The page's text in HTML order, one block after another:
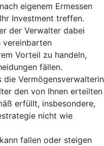
eigenem Ermessen
Investment treffen.
der Verwalter dabei
Vorteil zu handeln,
fällen.
die Vermögensverwalterin
den von Ihnen erteilten
erfüllt, insbesondere,
nicht wie
fallen oder steigen